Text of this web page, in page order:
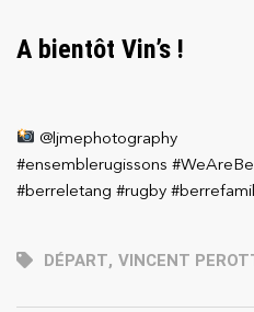
A bientôt Vin’s !
@ljmephotography
#ensemblerugissons
#berreletang #rugby
DÉPART, VINCENT